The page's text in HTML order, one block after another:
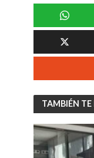
TAMBIÉN TE